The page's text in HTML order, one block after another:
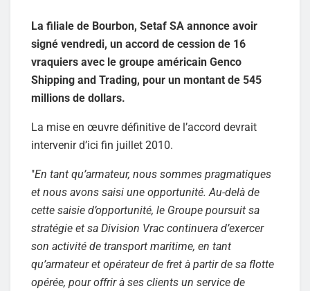
La filiale de Bourbon, Setaf SA annonce avoir
signé vendredi, un accord de cession de 16
vraquiers avec le groupe américain Genco
Shipping and Trading, pour un montant de 545
millions de dollars.
La mise en œuvre définitive de l’accord devrait
intervenir d’ici fin juillet 2010.
"En tant qu’armateur, nous sommes pragmatiques
et nous avons saisi une opportunité. Au-delà de
cette saisie d’opportunité, le Groupe poursuit sa
stratégie et sa Division Vrac continuera d’exercer
son activité de transport maritime, en tant
qu’armateur et opérateur de fret à partir de sa flotte
opérée, pour offrir à ses clients un service de